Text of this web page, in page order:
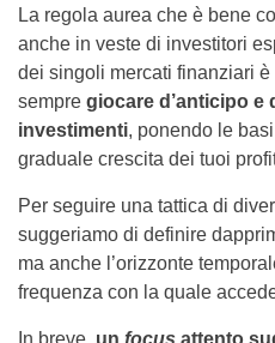
La regola aurea che è bene
anche in veste di investitori
dei singoli mercati finanziari
sempre giocare d’anticipo e
investimenti, ponendo le
graduale crescita dei tuoi
Per seguire una tattica di
suggeriamo di definire
ma anche l’orizzonte
frequenza con la quale